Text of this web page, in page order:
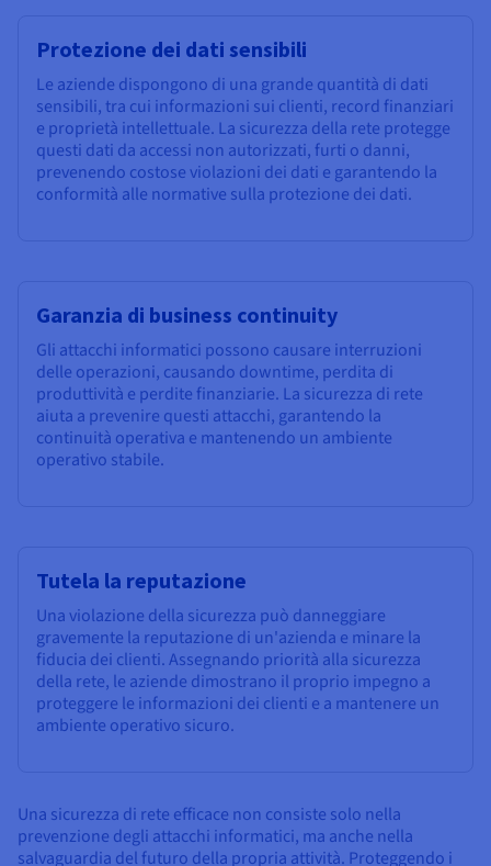
Protezione dei dati sensibili
Le aziende dispongono di una grande quantità di dati
sensibili, tra cui informazioni sui clienti, record finanziari
e proprietà intellettuale. La sicurezza della rete protegge
questi dati da accessi non autorizzati, furti o danni,
prevenendo costose violazioni dei dati e garantendo la
conformità alle normative sulla protezione dei dati.
Garanzia di business continuity
Gli attacchi informatici possono causare interruzioni
delle operazioni, causando downtime, perdita di
produttività e perdite finanziarie. La sicurezza di rete
aiuta a prevenire questi attacchi, garantendo la
continuità operativa e mantenendo un ambiente
operativo stabile.
Tutela la reputazione
Una violazione della sicurezza può danneggiare
gravemente la reputazione di un'azienda e minare la
fiducia dei clienti. Assegnando priorità alla sicurezza
della rete, le aziende dimostrano il proprio impegno a
proteggere le informazioni dei clienti e a mantenere un
ambiente operativo sicuro.
Una sicurezza di rete efficace non consiste solo nella
prevenzione degli attacchi informatici, ma anche nella
salvaguardia del futuro della propria attività. Proteggendo i